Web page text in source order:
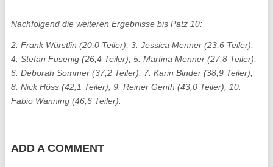
Nachfolgend die weiteren Ergebnisse bis Patz 10:
2. Frank Würstlin (20,0 Teiler), 3. Jessica Menner (23,6 Teiler),
4. Stefan Fusenig (26,4 Teiler), 5. Martina Menner (27,8 Teiler),
6. Deborah Sommer (37,2 Teiler), 7. Karin Binder (38,9 Teiler),
8. Nick Höss (42,1 Teiler), 9. Reiner Genth (43,0 Teiler), 10.
Fabio Wanning (46,6 Teiler).
ADD A COMMENT